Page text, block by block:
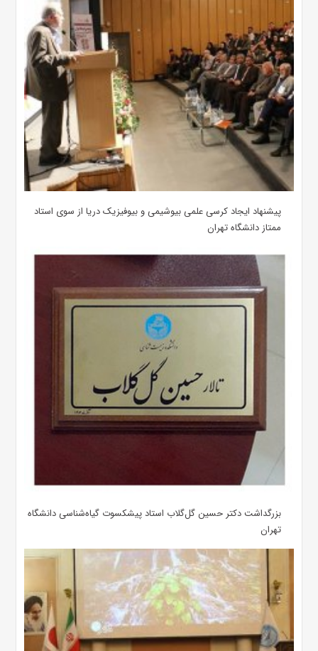
پیشنهاد ایجاد کرسی علمی بیوشیمی و بیوفیزیک دریا از سوی استاد
ممتاز دانشگاه تهران
بزرگداشت دکتر حسین گل‌گلاب استاد پیشکسوت گیاه‌شناسی دانشگاه
تهران